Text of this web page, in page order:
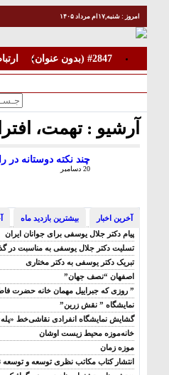
امروز : شنبه,۱۷ام مرداد ۱۴۰۵
#2847 (بدون عنوان)
آرشیو :تهمت،
چند نکته دوستانه در
20 دسامبر
آخرین اخبار بیشترین بازدید ماه
پیام دکتر جلال یوسفی برای جوانان ایران
تسلیت دکتر جلال یوسفی به مناسبت در
تبریک دکتر یوسفی به دکتر مختاری
اصفهان “نصف جهان”
” روزی که جبراییل مهمان خانه حضرت
نمایشگاه ” نقش زرین”
گشایش نمایشگاه انفرادی نقاشی‌خط
خانه‌موزه محیط‌ زیست اوشان
موزه زمان
انتشار کتاب مکاتب نظری توسعه و توسعه